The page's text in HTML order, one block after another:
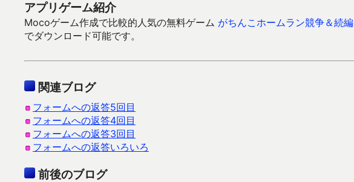
アプリゲーム紹介
Mocoゲーム作成で比較的人気の無料ゲーム がちんこホームラン競争＆続編
でダウンロード可能です。
関連ブログ
フォームへの返答5回目
フォームへの返答4回目
フォームへの返答3回目
フォームへの返答いろいろ
前後のブログ